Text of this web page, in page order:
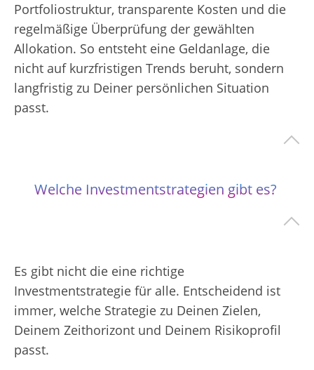
Portfoliostruktur, transparente Kosten und die
regelmäßige Überprüfung der gewählten
Allokation. So entsteht eine Geldanlage, die
nicht auf kurzfristigen Trends beruht, sondern
langfristig zu Deiner persönlichen Situation
passt.
Welche Investmentstrategien gibt es?
Es gibt nicht die eine richtige
Investmentstrategie für alle. Entscheidend ist
immer, welche Strategie zu Deinen Zielen,
Deinem Zeithorizont und Deinem Risikoprofil
passt.